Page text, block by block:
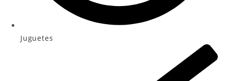
Juguetes